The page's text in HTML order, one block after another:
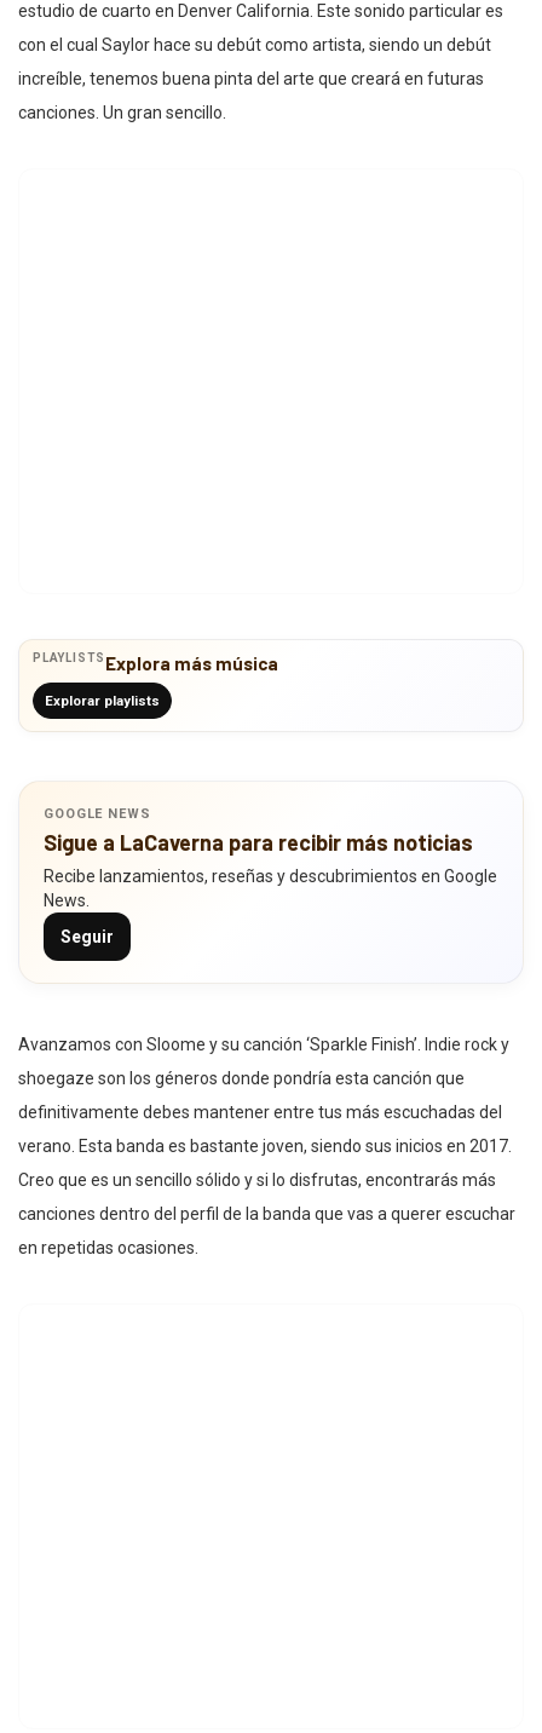
estudio de cuarto en Denver California. Este sonido particular es
con el cual Saylor hace su debút como artista, siendo un debút
increíble, tenemos buena pinta del arte que creará en futuras
canciones. Un gran sencillo.
PLAYLISTS Explora más música
Explorar playlists
GOOGLE NEWS
Sigue a LaCaverna para recibir más noticias
Recibe lanzamientos, reseñas y descubrimientos en Google
News.
Seguir
Avanzamos con Sloome y su canción ‘Sparkle Finish’. Indie rock y
shoegaze son los géneros donde pondría esta canción que
definitivamente debes mantener entre tus más escuchadas del
verano. Esta banda es bastante joven, siendo sus inicios en 2017.
Creo que es un sencillo sólido y si lo disfrutas, encontrarás más
canciones dentro del perfil de la banda que vas a querer escuchar
en repetidas ocasiones.